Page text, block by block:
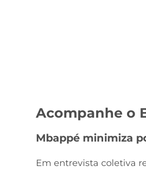
Acompanhe o
Mbappé minimiza
Em entrevista coletiva